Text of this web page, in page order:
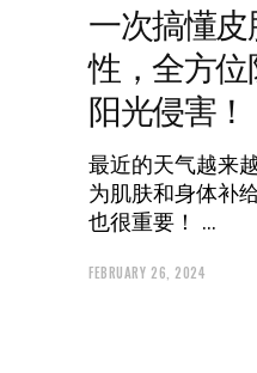
一次搞懂
性，全方
阳光侵害！
最近的天气越来
为肌肤和身体补
也很重要！
FEBRUARY 26, 2024